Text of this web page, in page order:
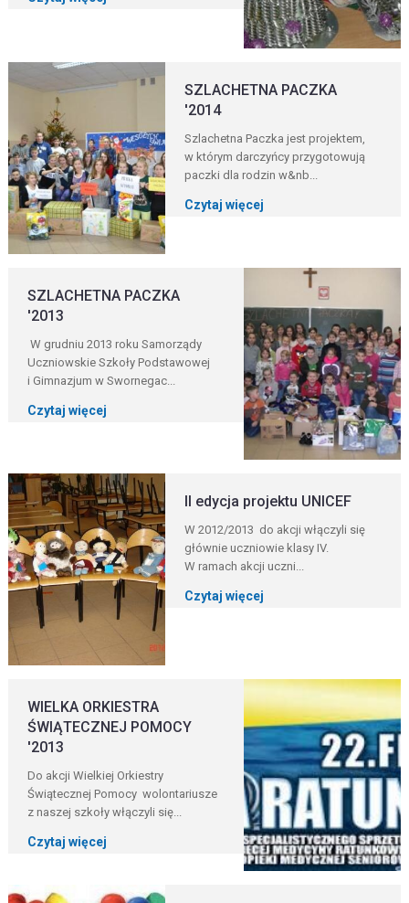
SZLACHETNA PACZKA
'2014
Szlachetna Paczka jest projektem,
w którym darczyńcy przygotowują
paczki dla rodzin w&nb...
Czytaj więcej
SZLACHETNA PACZKA
'2013
W grudniu 2013 roku Samorządy
Uczniowskie Szkoły Podstawowej
i Gimnazjum w Swornegac...
Czytaj więcej
II edycja projektu UNICEF
W 2012/2013 do akcji włączyli się
głównie uczniowie klasy IV.
W ramach akcji uczni...
Czytaj więcej
WIELKA ORKIESTRA
ŚWIĄTECZNEJ POMOCY
'2013
Do akcji Wielkiej Orkiestry
Świątecznej Pomocy wolontariusze
z naszej szkoły włączyli się...
Czytaj więcej